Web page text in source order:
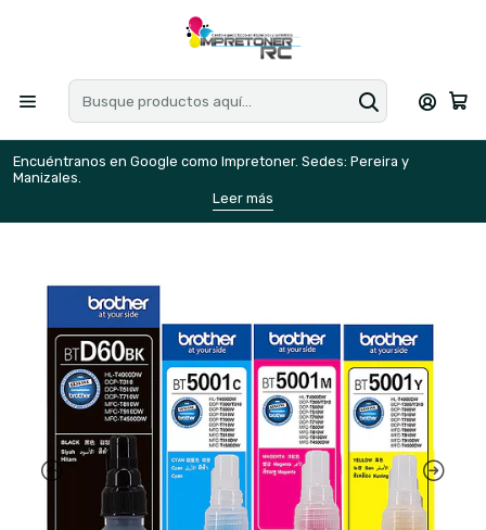
Encuéntranos en Google como Impretoner. Sedes: Pereira y
Manizales.
Leer más